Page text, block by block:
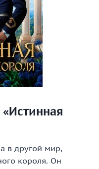
в другой мир,
короля. Он